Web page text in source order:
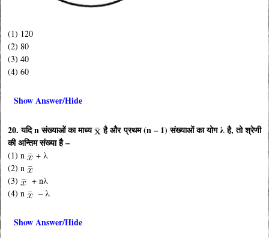
(1) 120
(2) 80
(3) 40
(4) 60
Show Answer/Hide
20. यदि n संख्याओं का माध्य
है और प्रथम (n – 1) संख्याओं का योग λ है, तो श्रेणी
की अन्तिम संख्या है –
(1) n
+ λ
(2) n
(3)
+ nλ
(4) n
– λ
Show Answer/Hide